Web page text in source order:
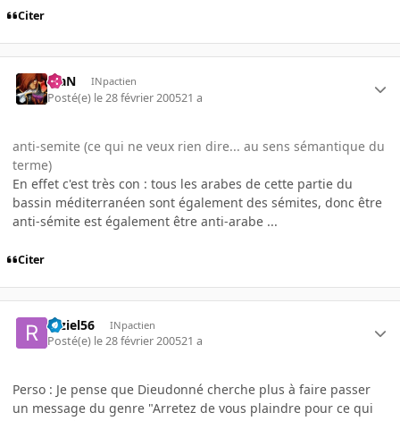
Citer
KiaN INpactien
Posté(e) le 28 février 200521 a
anti-semite (ce qui ne veux rien dire... au sens sémantique du
terme)
En effet c'est très con : tous les arabes de cette partie du
bassin méditerranéen sont également des sémites, donc être
anti-sémite est également être anti-arabe ...
Citer
raziel56 INpactien
Posté(e) le 28 février 200521 a
Perso : Je pense que Dieudonné cherche plus à faire passer
un message du genre "Arretez de vous plaindre pour ce qui